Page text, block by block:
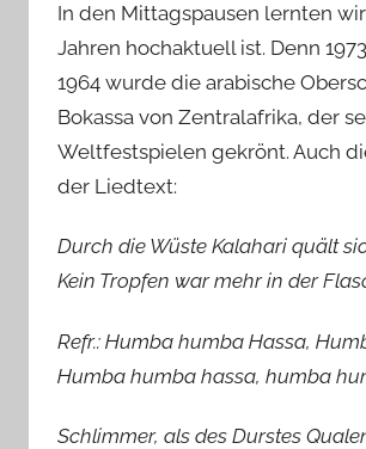
In den Mittagspausen lernten
Jahren hochaktuell ist. Denn
1964 wurde die arabische
Bokassa von Zentralafrika, der
Weltfestspielen gekrönt. Auch
der Liedtext:
Durch die Wüste Kalahari quält
Kein Tropfen war mehr in der
Refr.: Humba humba Hassa,
Humba humba hassa, humba
Schlimmer, als des Durstes